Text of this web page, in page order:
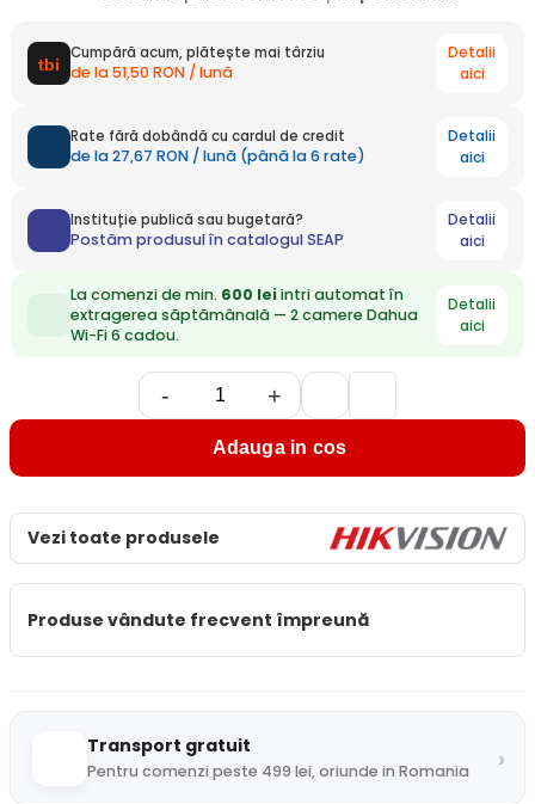
Cumpără acum, plătește mai târziu
de la 51,50 RON / lună
Detalii
aici
Rate fără dobândă cu cardul de credit
de la 27,67 RON / lună (până la 6 rate)
Detalii
aici
Instituție publică sau bugetară?
Postăm produsul în catalogul SEAP
Detalii
aici
La comenzi de min. 600 leiintri automat în
extragerea săptămânală — 2 camere Dahua
Wi-Fi 6 cadou.
Detalii
aici
- +
Adauga in cos
Vezi toate produsele
Produse vândute frecvent împreună
Transport gratuit
Pentru comenzi peste 499 lei, oriunde in Romania ›